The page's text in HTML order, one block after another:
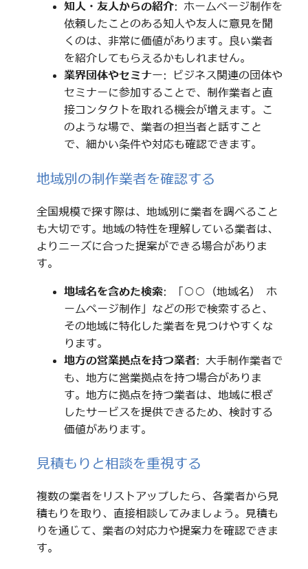
知人・友人からの紹介: ホームページ制作を
依頼したことのある知人や友人に意見を聞
くのは、非常に価値があります。良い業者
を紹介してもらえるかもしれません。
業界団体やセミナー: ビジネス関連の団体や
セミナーに参加することで、制作業者と直
接コンタクトを取れる機会が増えます。こ
のような場で、業者の担当者と話すこと
で、細かい条件や対応も確認できます。
地域別の制作業者を確認する
全国規模で探す際は、地域別に業者を調べること
も大切です。地域の特性を理解している業者は、
よりニーズに合った提案ができる場合がありま
す。
地域名を含めた検索: 「○○（地域名） ホ
ームページ制作」などの形で検索すると、
その地域に特化した業者を見つけやすくな
ります。
地方の営業拠点を持つ業者: 大手制作業者で
も、地方に営業拠点を持つ場合がありま
す。地方に拠点を持つ業者は、地域に根ざ
したサービスを提供できるため、検討する
価値があります。
見積もりと相談を重視する
複数の業者をリストアップしたら、各業者から見
積もりを取り、直接相談してみましょう。見積も
りを通じて、業者の対応力や提案力を確認できま
す。